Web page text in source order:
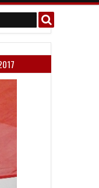
confirmado en la Copa